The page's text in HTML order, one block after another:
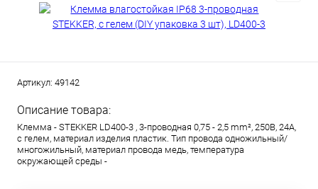
Артикул: 49142
Описание товара:
Клемма - STEKKER LD400-3 , 3-проводная 0,75 - 2,5 mm², 250В, 24A,
с гелем, материал изделия пластик. Тип провода одножильный/
многожильный, материал провода медь, температура
окружающей среды -